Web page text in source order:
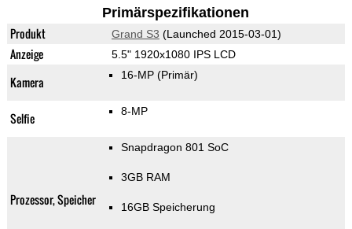
Primärspezifikationen
Produkt Grand S3 (Launched 2015-03-01)
Anzeige 5.5" 1920x1080 IPS LCD
Kamera 16-MP (Primär)
Selfie 8-MP
Prozessor, Speicher
Snapdragon 801 SoC
3GB RAM
16GB Speicherung